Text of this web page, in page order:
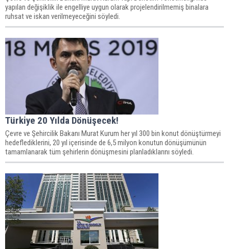
yapılan değişiklik ile engelliye uygun olarak projelendirilmemiş binalara
ruhsat ve iskan verilmeyeceğini söyledi.
Türkiye 20 Yılda Dönüşecek!
Çevre ve Şehircilik Bakanı Murat Kurum her yıl 300 bin konut dönüştürmeyi
hedeflediklerini, 20 yıl içerisinde de 6,5 milyon konutun dönüşümünün
tamamlanarak tüm şehirlerin dönüşmesini planladıklarını söyledi.